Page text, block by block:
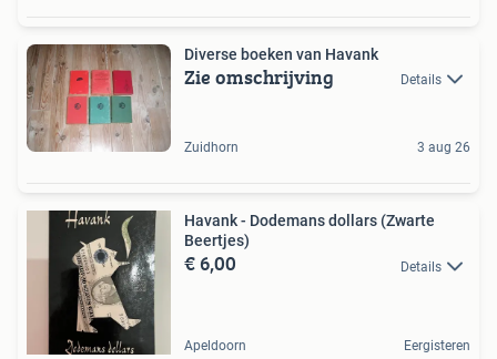
Diverse boeken van Havank
Zie omschrijving Details
Zuidhorn 3 aug 26
Havank - Dodemans dollars (Zwarte
Beertjes)
€ 6,00 Details
Apeldoorn Eergisteren